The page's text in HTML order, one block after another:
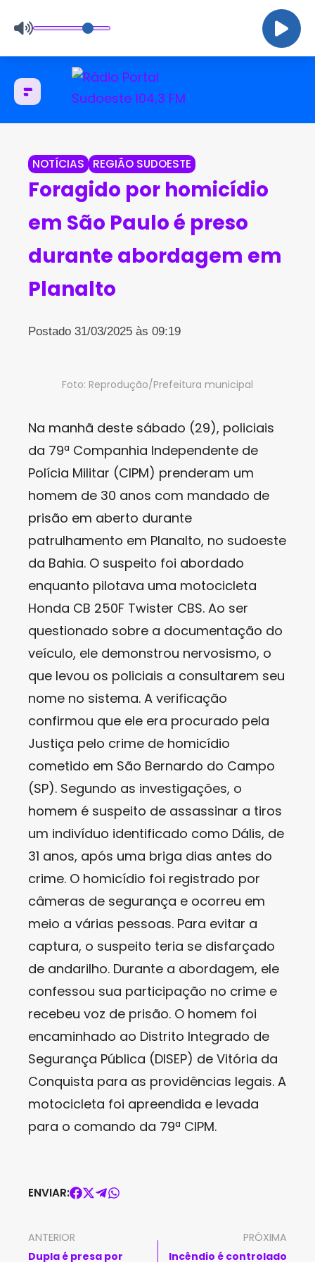
NOTÍCIAS REGIÃO SUDOESTE
Foragido por homicídio
em São Paulo é preso
durante abordagem em
Planalto
Postado 31/03/2025 às 09:19
Foto: Reprodução/Prefeitura municipal
Na manhã deste sábado (29), policiais
da 79ª Companhia Independente de
Polícia Militar (CIPM) prenderam um
homem de 30 anos com mandado de
prisão em aberto durante
patrulhamento em Planalto, no sudoeste
da Bahia. O suspeito foi abordado
enquanto pilotava uma motocicleta
Honda CB 250F Twister CBS. Ao ser
questionado sobre a documentação do
veículo, ele demonstrou nervosismo, o
que levou os policiais a consultarem seu
nome no sistema. A verificação
confirmou que ele era procurado pela
Justiça pelo crime de homicídio
cometido em São Bernardo do Campo
(SP). Segundo as investigações, o
homem é suspeito de assassinar a tiros
um indivíduo identificado como Dális, de
31 anos, após uma briga dias antes do
crime. O homicídio foi registrado por
câmeras de segurança e ocorreu em
meio a várias pessoas. Para evitar a
captura, o suspeito teria se disfarçado
de andarilho. Durante a abordagem, ele
confessou sua participação no crime e
recebeu voz de prisão. O homem foi
encaminhado ao Distrito Integrado de
Segurança Pública (DISEP) de Vitória da
Conquista para as providências legais. A
motocicleta foi apreendida e levada
para o comando da 79ª CIPM.
ENVIAR:
ANTERIOR
Dupla é presa por
PRÓXIMA
Incêndio é controlado